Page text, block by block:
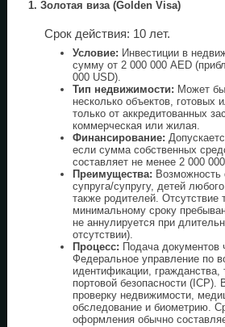
1. Золотая виза (Golden Visa)
Срок действия: 10 лет.
Условие: Инвестиции в
сумму от 2 000 000 AED
000 USD).
Тип недвижимости: Может
несколько объектов, готовых
только от аккредитованных
коммерческая или жилая.
Финансирование:
если сумма собственных
составляет не менее 2 000
Преимущества: Возможность
супруга/супругу, детей
также родителей. Отсутствие
минимальному сроку
не аннулируется при
отсутствии).
Процесс: Подача документов
Федеральное управление по
идентификации, гражданства,
портовой безопасности (ICP).
проверку недвижимости,
обследование и биометрию.
оформления обычно